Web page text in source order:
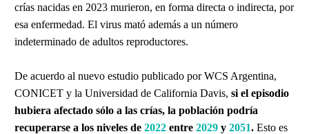
crías nacidas en 2023 murieron, en forma directa o indirecta, por
esa enfermedad. El virus mató además a un número
indeterminado de adultos reproductores.
De acuerdo al nuevo estudio publicado por WCS Argentina,
CONICET y la Universidad de California Davis, si el episodio
hubiera afectado sólo a las crías, la población podría
recuperarse a los niveles de 2022 entre 2029 y 2051. Esto es